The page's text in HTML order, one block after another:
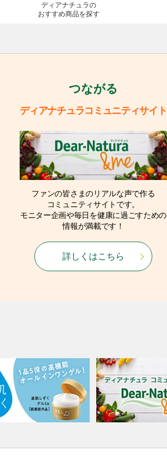
ディアナチュラの
おすすめ商品を探す
つながる
ディアナチュラコミュニティサイト
ファンの皆さまのリアルな声で作る
コミュニティサイトです。
モニター企画や毎日を健康に過ごすための
情報が満載です！
詳しくはこちら